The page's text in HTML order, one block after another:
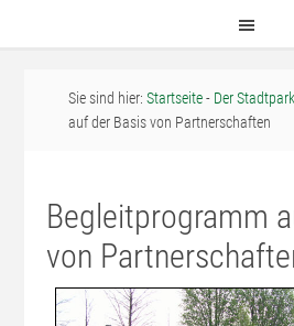
Sie sind hier:Startseite- Der Stadtpark
auf der Basis von Partnerschaften
Begleitprogramm
von